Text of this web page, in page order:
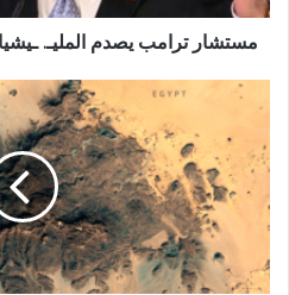
السودان
مستشار ترامب يصدم المليـ.
خبيرة
مصرية
تكشف
تفاصيل
حشد
عسكري
في
المثلث